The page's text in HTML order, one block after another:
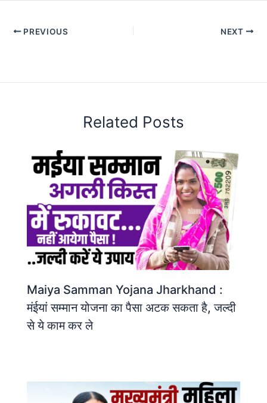
PREVIOUS NEXT
Related Posts
Maiya Samman Yojana Jharkhand :
मंईयां सम्मान योजना का पैसा अटक सकता है, जल्दी
से ये काम कर ले